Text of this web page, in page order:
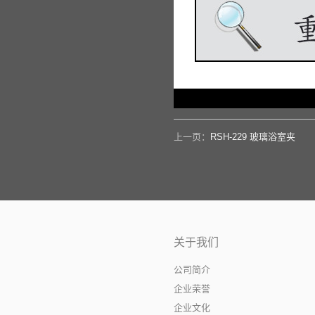
上一页： RSH-229 玻璃浴室夹
关于我们
公司简介
企业荣誉
企业文化